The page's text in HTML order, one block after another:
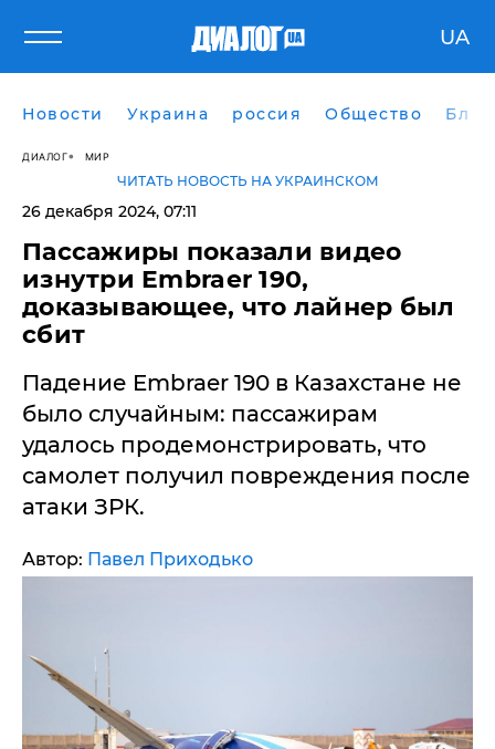
UA
Новости Украина россия Общество
ДИАЛОГ МИР
ЧИТАТЬ НОВОСТЬ НА УКРАИНСКОМ
26 декабря 2024, 07:11
Пассажиры показали видео
изнутри Embraer 190,
доказывающее, что лайнер был
сбит
Падение Embraer 190 в Казахстане не
было случайным: пассажирам
удалось продемонстрировать, что
самолет получил повреждения после
атаки ЗРК.
Автор: Павел Приходько